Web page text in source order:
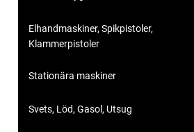
Elhandmaskiner, Spikpistoler,
Klammerpistoler
Stationära maskiner
Svets, Löd, Gasol, Utsug